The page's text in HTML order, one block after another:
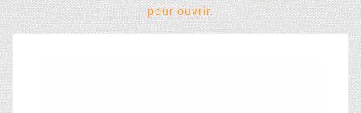
pour ouvrir.